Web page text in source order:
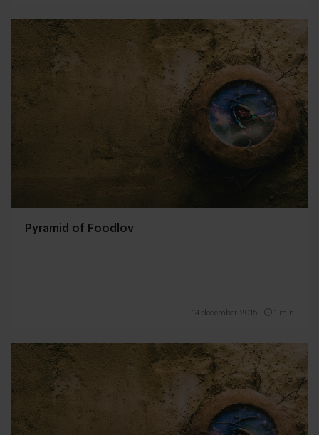
Pyramid of Foodlov
14 december 2015 1 min